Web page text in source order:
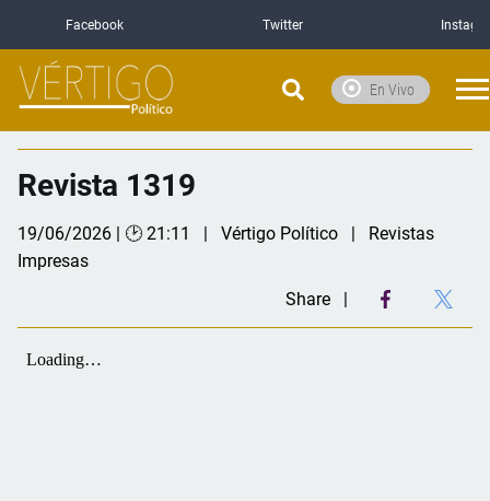
Facebook Twitter
En Vivo
Revista 1319
19/06/2026 | 🕑 21:11 Vértigo Político
Revistas
Impresas
Share